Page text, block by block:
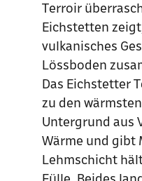
Terroir
Eichstetten
vulkanisches
Lössboden
Das Eichstetter
zu den
Untergrund aus
Wärme und gibt
Lehmschicht